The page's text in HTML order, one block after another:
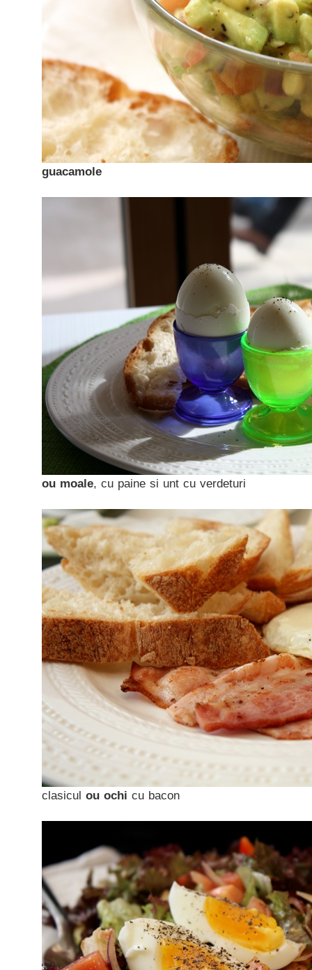
guacamole
ou moale, cu paine si unt cu verdeturi
clasicul ou ochi cu bacon